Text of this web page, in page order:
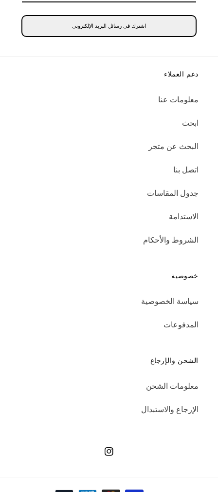
اشترك في رسائل البريد الإلكتروني
دعم العملاء
معلومات عنا
ابحث
البحث عن متجر
اتصل بنا
جدول المقاسات
الاستدامة
الشروط والأحكام
خصوصية
سياسة الخصوصية
المدفوعات
الشحن والإرجاع
معلومات الشحن
الإرجاع والاستبدال
انستجرام